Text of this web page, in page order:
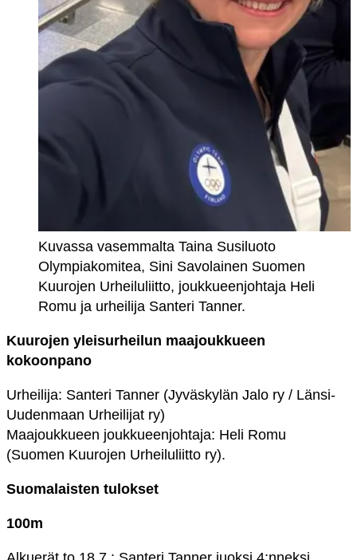
Kuvassa vasemmalta Taina Susiluoto
Olympiakomitea, Sini Savolainen Suomen
Kuurojen Urheiluliitto, joukkueenjohtaja Heli
Romu ja urheilija Santeri Tanner.
Kuurojen yleisurheilun maajoukkueen
kokoonpano
Urheilija: Santeri Tanner (Jyväskylän Jalo ry / Länsi-
Uudenmaan Urheilijat ry)
Maajoukkueen joukkueenjohtaja: Heli Romu
(Suomen Kuurojen Urheiluliitto ry).
Suomalaisten tulokset
100m